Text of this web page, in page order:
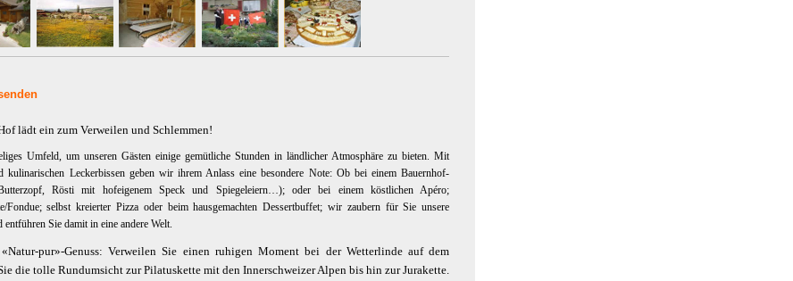
lädt ein zum Verweilen und Schlemmen!
Umfeld, um unseren Gästen einige gemütliche Stunden in ländlicher Atmosphäre zu bieten. Mit
kulinarischen Leckerbissen geben wir ihrem Anlass eine besondere Note: Ob bei einem Bauernhof-
Rösti mit hofeigenem Speck und Spiegeleiern…); oder bei einem köstlichen Apéro;
Fondue; selbst kreierter Pizza oder beim hausgemachten Dessertbuffet; wir zaubern für Sie unsere
Sie damit in eine andere Welt.
pur»-Genuss: Verweilen Sie einen ruhigen Moment bei der Wetterlinde auf dem
die tolle Rundumsicht zur Pilatuskette mit den Innerschweizer Alpen bis hin zur Jurakette.